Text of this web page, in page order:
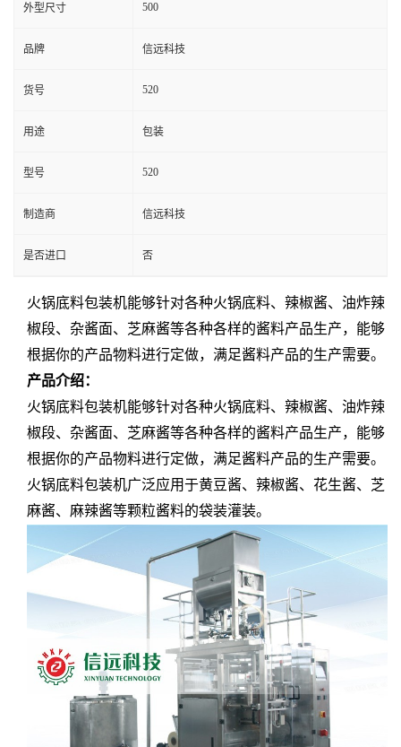
外型尺寸 500
品牌 信远科技
货号 520
用途 包装
型号 520
制造商 信远科技
是否进口 否
火锅底料包装机能够针对各种火锅底料、辣椒酱、油炸辣
椒段、杂酱面、芝麻酱等各种各样的酱料产品生产，能够
根据你的产品物料进行定做，满足酱料产品的生产需要。
产品介绍：
火锅底料包装机能够针对各种火锅底料、辣椒酱、油炸辣
椒段、杂酱面、芝麻酱等各种各样的酱料产品生产，能够
根据你的产品物料进行定做，满足酱料产品的生产需要。
火锅底料包装机广泛应用于黄豆酱、辣椒酱、花生酱、芝
麻酱、麻辣酱等颗粒酱料的袋装灌装。